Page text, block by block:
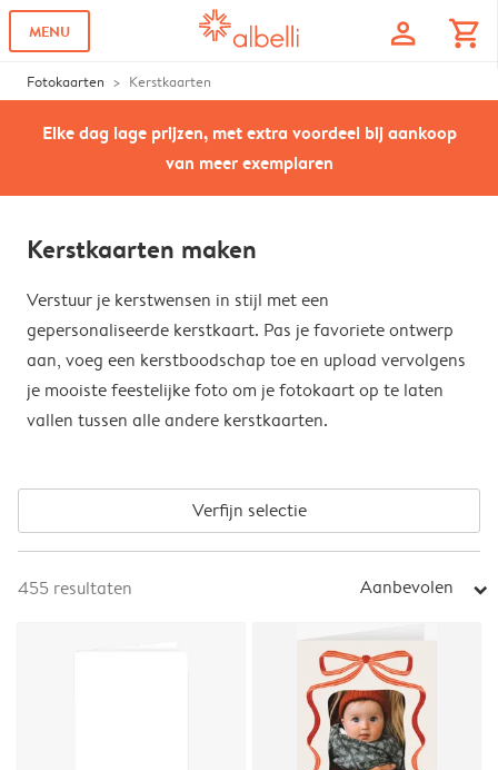
MENU profile shopping_cart
Fotokaarten Kerstkaarten
Elke dag lage prijzen, met extra voordeel bij aankoop
van meer exemplaren
Kerstkaarten maken
Verstuur je kerstwensen in stijl met een
gepersonaliseerde kerstkaart. Pas je favoriete ontwerp
aan, voeg een kerstboodschap toe en upload vervolgens
je mooiste feestelijke foto om je fotokaart op te laten
vallen tussen alle andere kerstkaarten.
Verfijn selectie
455 resultaten Aanbevolen arrow_right